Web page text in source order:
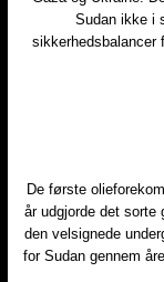
Sudan ikke i
sikkerhedsbalancer
De første
år udgjorde det
den velsignede
for Sudan gennem